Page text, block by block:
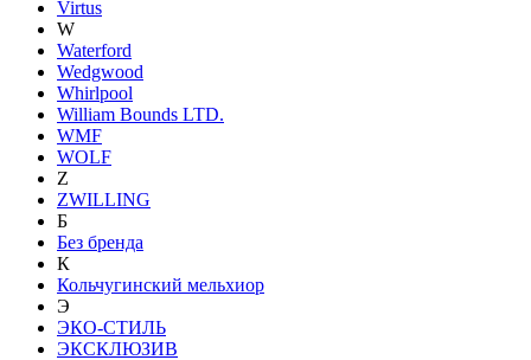
Virtus
W
Waterford
Wedgwood
Whirlpool
William Bounds LTD.
WMF
WOLF
Z
ZWILLING
Б
Без бренда
К
Кольчугинский мельхиор
Э
ЭКО-СТИЛЬ
ЭКСКЛЮЗИВ